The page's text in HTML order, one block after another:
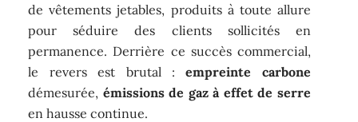
de vêtements jetables, produits à toute allure
pour séduire des clients sollicités en
permanence. Derrière ce succès commercial,
le revers est brutal :empreinte carbone
démesurée, émissions de gaz à effet de serre
en hausse continue.